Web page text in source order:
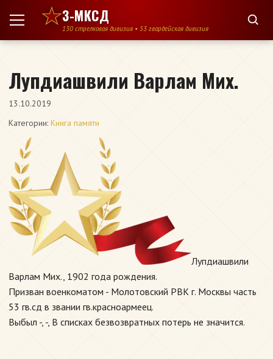
Перейти к содержимому
3-МКСД
130 стрелковая дивизия • 53 гвардейская дивизия
Лупдиашвили Варлам Мих.
13.10.2019
Категории: Книга памяти
Лупдиашвили
Варлам Мих., 1902 года рождения.
Призван военкоматом - Молотовский РВК г. Москвы часть
53 гв.сд в звании гв.красноармеец.
Выбыл -, -, В списках безвозвратных потерь не значится.